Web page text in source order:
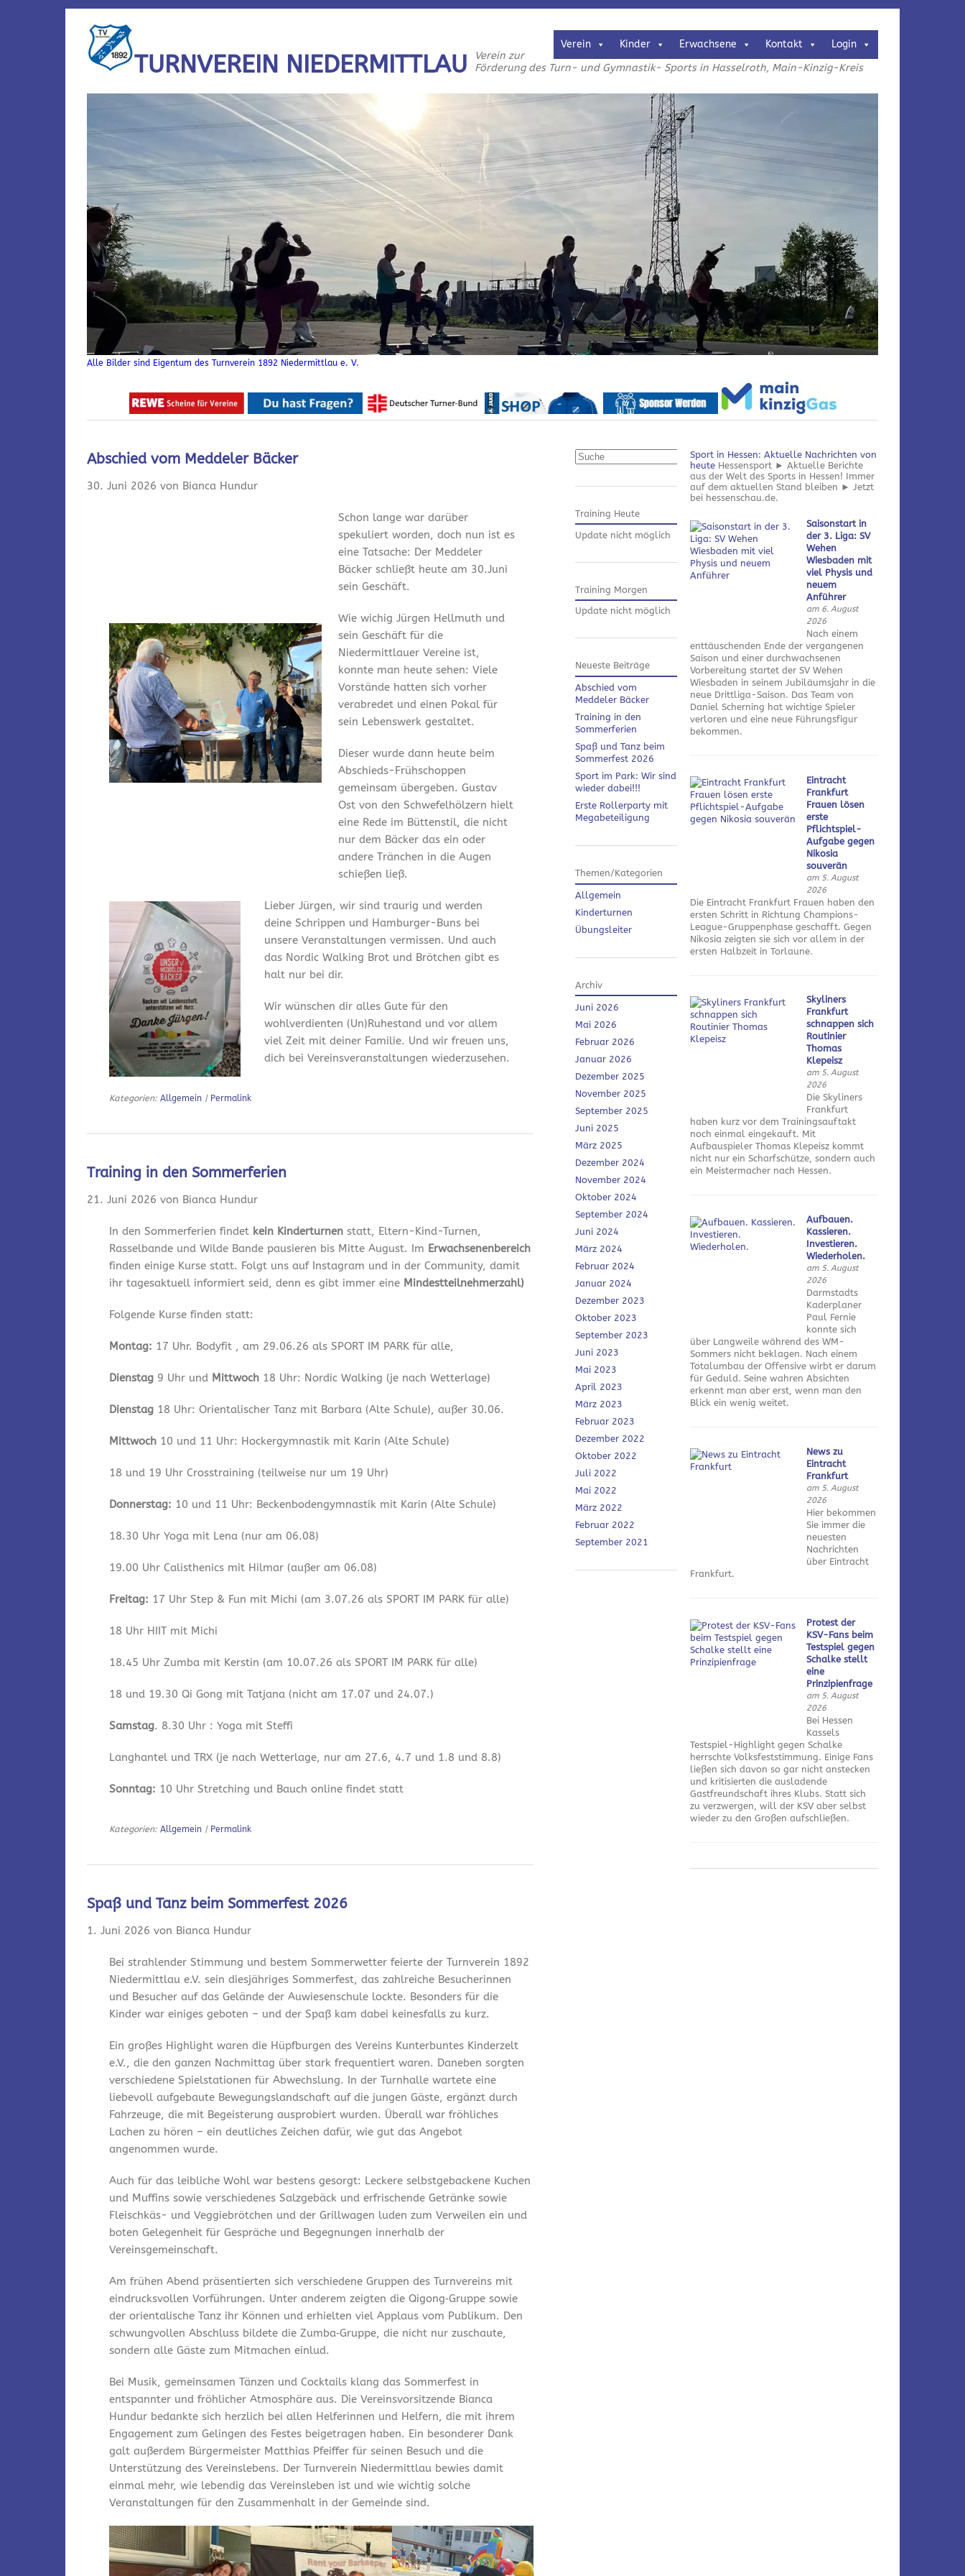
Verein Kinder Erwachsene Kontakt Login
TURNVEREIN NIEDERMITTLAU
Verein zur
Förderung des Turn- und Gymnastik- Sports in Hasselroth, Main-Kinzig-Kreis
Alle Bilder sind Eigentum des Turnverein 1892 Niedermittlau e. V.
Abschied vom Meddeler Bäcker
30. Juni 2026 von Bianca Hundur
Schon lange war darüber
spekuliert worden, doch nun ist es
eine Tatsache: Der Meddeler
Bäcker schließt heute am 30.Juni
sein Geschäft.
Wie wichig Jürgen Hellmuth und
sein Geschäft für die
Niedermittlauer Vereine ist,
konnte man heute sehen: Viele
Vorstände hatten sich vorher
verabredet und einen Pokal für
sein Lebenswerk gestaltet.
Dieser wurde dann heute beim
Abschieds-Frühschoppen
gemeinsam übergeben. Gustav
Ost von den Schwefelhölzern hielt
eine Rede im Büttenstil, die nicht
nur dem Bäcker das ein oder
andere Tränchen in die Augen
schießen ließ.
Lieber Jürgen, wir sind traurig und werden
deine Schrippen und Hamburger-Buns bei
unsere Veranstaltungen vermissen. Und auch
das Nordic Walking Brot und Brötchen gibt es
halt nur bei dir.
Wir wünschen dir alles Gute für den
wohlverdienten (Un)Ruhestand und vor allem
viel Zeit mit deiner Familie. Und wir freuen uns,
dich bei Vereinsveranstaltungen wiederzusehen.
Kategorien:Allgemein | Permalink
Training in den Sommerferien
21. Juni 2026 von Bianca Hundur
In den Sommerferien findet kein Kinderturnen statt, Eltern-Kind-Turnen,
Rasselbande und Wilde Bande pausieren bis Mitte August. Im Erwachsenenbereich
finden einige Kurse statt. Folgt uns auf Instagram und in der Community, damit
ihr tagesaktuell informiert seid, denn es gibt immer eine Mindestteilnehmerzahl)
Folgende Kurse finden statt:
Montag: 17 Uhr. Bodyfit , am 29.06.26 als SPORT IM PARK für alle,
Dienstag 9 Uhr und Mittwoch 18 Uhr: Nordic Walking (je nach Wetterlage)
Dienstag 18 Uhr: Orientalischer Tanz mit Barbara (Alte Schule), außer 30.06.
Mittwoch 10 und 11 Uhr: Hockergymnastik mit Karin (Alte Schule)
18 und 19 Uhr Crosstraining (teilweise nur um 19 Uhr)
Donnerstag: 10 und 11 Uhr: Beckenbodengymnastik mit Karin (Alte Schule)
18.30 Uhr Yoga mit Lena (nur am 06.08)
19.00 Uhr Calisthenics mit Hilmar (außer am 06.08)
Freitag: 17 Uhr Step & Fun mit Michi (am 3.07.26 als SPORT IM PARK für alle)
18 Uhr HIIT mit Michi
18.45 Uhr Zumba mit Kerstin (am 10.07.26 als SPORT IM PARK für alle)
18 und 19.30 Qi Gong mit Tatjana (nicht am 17.07 und 24.07.)
Samstag. 8.30 Uhr : Yoga mit Steffi
Langhantel und TRX (je nach Wetterlage, nur am 27.6, 4.7 und 1.8 und 8.8)
Sonntag: 10 Uhr Stretching und Bauch online findet statt
Kategorien:Allgemein | Permalink
Spaß und Tanz beim Sommerfest 2026
1. Juni 2026 von Bianca Hundur
Bei strahlender Stimmung und bestem Sommerwetter feierte der Turnverein 1892
Niedermittlau e.V. sein diesjähriges Sommerfest, das zahlreiche Besucherinnen
und Besucher auf das Gelände der Auwiesenschule lockte. Besonders für die
Kinder war einiges geboten – und der Spaß kam dabei keinesfalls zu kurz.
Ein großes Highlight waren die Hüpfburgen des Vereins Kunterbuntes Kinderzelt
e.V., die den ganzen Nachmittag über stark frequentiert waren. Daneben sorgten
verschiedene Spielstationen für Abwechslung. In der Turnhalle wartete eine
liebevoll aufgebaute Bewegungslandschaft auf die jungen Gäste, ergänzt durch
Fahrzeuge, die mit Begeisterung ausprobiert wurden. Überall war fröhliches
Lachen zu hören – ein deutliches Zeichen dafür, wie gut das Angebot
angenommen wurde.
Auch für das leibliche Wohl war bestens gesorgt: Leckere selbstgebackene Kuchen
und Muffins sowie verschiedenes Salzgebäck und erfrischende Getränke sowie
Fleischkäs- und Veggiebrötchen und der Grillwagen luden zum Verweilen ein und
boten Gelegenheit für Gespräche und Begegnungen innerhalb der
Vereinsgemeinschaft.
Am frühen Abend präsentierten sich verschiedene Gruppen des Turnvereins mit
eindrucksvollen Vorführungen. Unter anderem zeigten die Qigong‑Gruppe sowie
der orientalische Tanz ihr Können und erhielten viel Applaus vom Publikum. Den
schwungvollen Abschluss bildete die Zumba‑Gruppe, die nicht nur zuschaute,
sondern alle Gäste zum Mitmachen einlud.
Bei Musik, gemeinsamen Tänzen und Cocktails klang das Sommerfest in
entspannter und fröhlicher Atmosphäre aus. Die Vereinsvorsitzende Bianca
Hundur bedankte sich herzlich bei allen Helferinnen und Helfern, die mit ihrem
Engagement zum Gelingen des Festes beigetragen haben. Ein besonderer Dank
galt außerdem Bürgermeister Matthias Pfeiffer für seinen Besuch und die
Unterstützung des Vereinslebens. Der Turnverein Niedermittlau bewies damit
einmal mehr, wie lebendig das Vereinsleben ist und wie wichtig solche
Veranstaltungen für den Zusammenhalt in der Gemeinde sind.
Suchen
Training Heute
Update nicht möglich
Training Morgen
Update nicht möglich
Neueste Beiträge
Abschied vom
Meddeler Bäcker
Training in den
Sommerferien
Spaß und Tanz beim
Sommerfest 2026
Sport im Park: Wir sind
wieder dabei!!!
Erste Rollerparty mit
Megabeteiligung
Themen/Kategorien
Allgemein
Kinderturnen
Übungsleiter
Archiv
Juni 2026
Mai 2026
Februar 2026
Januar 2026
Dezember 2025
November 2025
September 2025
Juni 2025
März 2025
Dezember 2024
November 2024
Oktober 2024
September 2024
Juni 2024
März 2024
Februar 2024
Januar 2024
Dezember 2023
Oktober 2023
September 2023
Juni 2023
Mai 2023
April 2023
März 2023
Februar 2023
Dezember 2022
Oktober 2022
Juli 2022
Mai 2022
März 2022
Februar 2022
September 2021
Sport in Hessen: Aktuelle Nachrichten von
heute Hessensport ► Aktuelle Berichte
aus der Welt des Sports in Hessen! Immer
auf dem aktuellen Stand bleiben ► Jetzt
bei hessenschau.de.
Saisonstart in
der 3. Liga: SV
Wehen
Wiesbaden mit
viel Physis und
neuem
Anführer
am 6. August
2026
Nach einem
enttäuschenden Ende der vergangenen
Saison und einer durchwachsenen
Vorbereitung startet der SV Wehen
Wiesbaden in seinem Jubiläumsjahr in die
neue Drittliga-Saison. Das Team von
Daniel Scherning hat wichtige Spieler
verloren und eine neue Führungsfigur
bekommen.
Eintracht
Frankfurt
Frauen lösen
erste
Pflichtspiel-
Aufgabe gegen
Nikosia
souverän
am 5. August
2026
Die Eintracht Frankfurt Frauen haben den
ersten Schritt in Richtung Champions-
League-Gruppenphase geschafft. Gegen
Nikosia zeigten sie sich vor allem in der
ersten Halbzeit in Torlaune.
Skyliners
Frankfurt
schnappen sich
Routinier
Thomas
Klepeisz
am 5. August
2026
Die Skyliners
Frankfurt
haben kurz vor dem Trainingsauftakt
noch einmal eingekauft. Mit
Aufbauspieler Thomas Klepeisz kommt
nicht nur ein Scharfschütze, sondern auch
ein Meistermacher nach Hessen.
Aufbauen.
Kassieren.
Investieren.
Wiederholen.
am 5. August
2026
Darmstadts
Kaderplaner
Paul Fernie
konnte sich
über Langweile während des WM-
Sommers nicht beklagen. Nach einem
Totalumbau der Offensive wirbt er darum
für Geduld. Seine wahren Absichten
erkennt man aber erst, wenn man den
Blick ein wenig weitet.
News zu
Eintracht
Frankfurt
am 5. August
2026
Hier bekommen
Sie immer die
neuesten
Nachrichten
über Eintracht
Frankfurt.
Protest der
KSV-Fans beim
Testspiel gegen
Schalke stellt
eine
Prinzipienfrage
am 5. August
2026
Bei Hessen
Kassels
Testspiel-Highlight gegen Schalke
herrschte Volksfeststimmung. Einige Fans
ließen sich davon so gar nicht anstecken
und kritisierten die ausladende
Gastfreundschaft ihres Klubs. Statt sich
zu verzwergen, will der KSV aber selbst
wieder zu den Großen aufschließen.